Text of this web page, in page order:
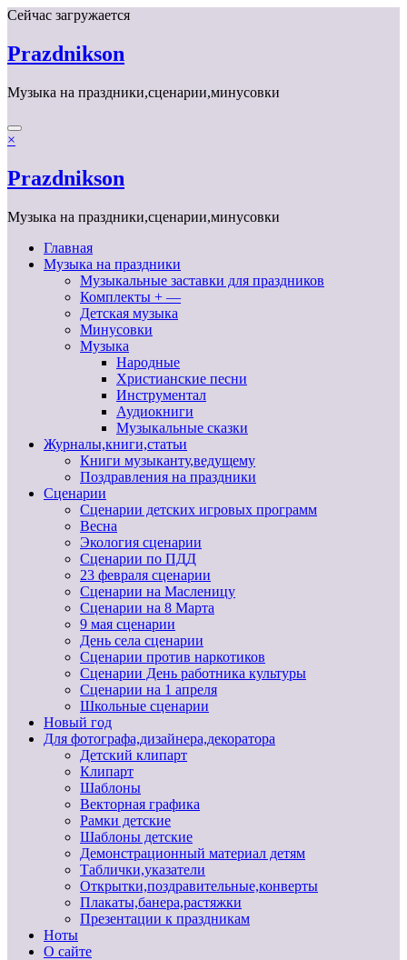
Перейти
содержимому
Сейчас загружается
Prazdnikson
Музыка на праздники,сценарии,минусовки
×
Prazdnikson
Музыка на праздники,сценарии,минусовки
Главная
Музыка на праздники
Музыкальные заставки для праздников
Комплекты + —
Детская музыка
Минусовки
Музыка
Народные
Христианские песни
Инструментал
Аудиокниги
Музыкальные сказки
Журналы,книги,статьи
Книги музыканту,ведущему
Поздравления на праздники
Сценарии
Сценарии детских игровых программ
Весна
Экология сценарии
Сценарии по ПДД
23 февраля сценарии
Сценарии на Масленицу
Сценарии на 8 Марта
9 мая сценарии
День села сценарии
Сценарии против наркотиков
Сценарии День работника культуры
Сценарии на 1 апреля
Школьные сценарии
Новый год
Для фотографа,дизайнера,декоратора
Детский клипарт
Клипарт
Шаблоны
Векторная графика
Рамки детские
Шаблоны детские
Демонстрационный материал детям
Таблички,указатели
Открытки,поздравительные,конверты
Плакаты,банера,растяжки
Презентации к праздникам
Ноты
О сайте